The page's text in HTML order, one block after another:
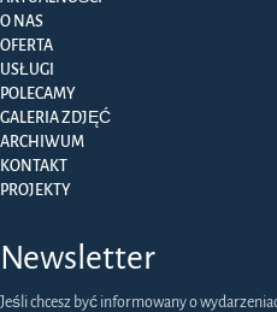
O NAS
OFERTA
USŁUGI
POLECAMY
GALERIA ZDJĘĆ
ARCHIWUM
KONTAKT
PROJEKTY
Newsletter
Jeśli chcesz być informowany o